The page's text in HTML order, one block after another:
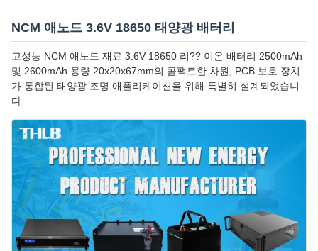
NCM 애노드 3.6V 18650 태양광 배터리
고성능 NCM 애노드 재료 3.6V 18650 리?? 이온 배터리 2500mAh
및 2600mAh 용량 20x20x67mm의 콤팩트한 차원, PCB 보호 장치
가 통합된 태양광 조명 애플리케이션을 위해 특별히 설계되었습니
다.